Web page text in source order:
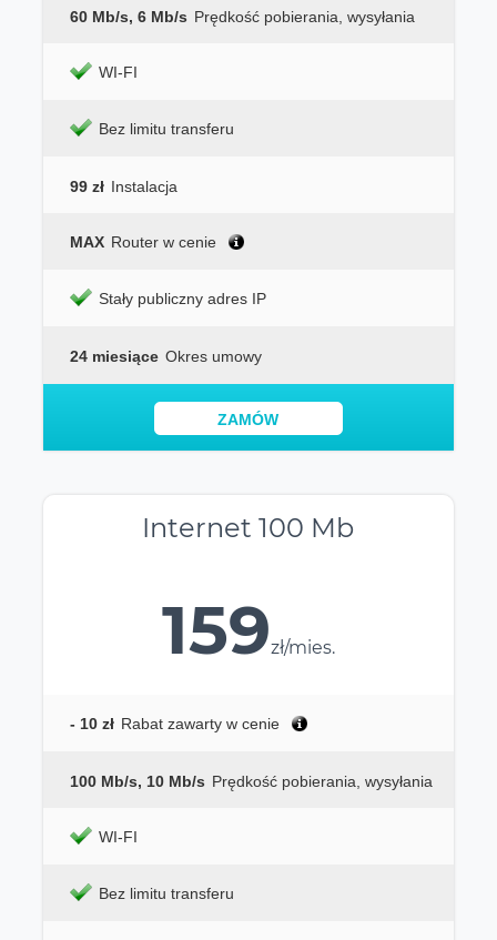
60 Mb/s, 6 Mb/s Prędkość pobierania, wysyłania
WI-FI
Bez limitu transferu
99 zł Instalacja
MAX Router w cenie
Stały publiczny adres IP
24 miesiące Okres umowy
ZAMÓW
Internet 100 Mb
159zł/mies.
- 10 zł Rabat zawarty w cenie
100 Mb/s, 10 Mb/s Prędkość pobierania, wysyłania
WI-FI
Bez limitu transferu